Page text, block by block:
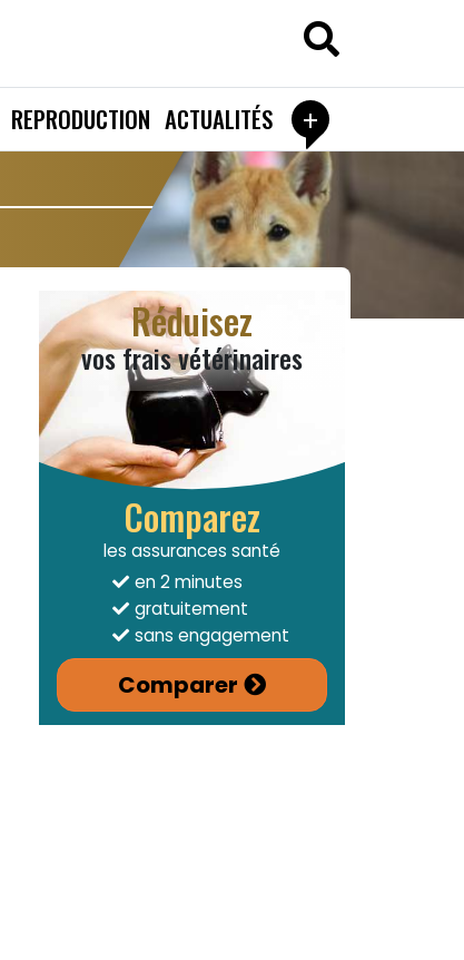
REPRODUCTION ACTUALITÉS +
Réduisez
vos frais vétérinaires
Comparez
les assurances santé
en 2 minutes
gratuitement
sans engagement
Comparer